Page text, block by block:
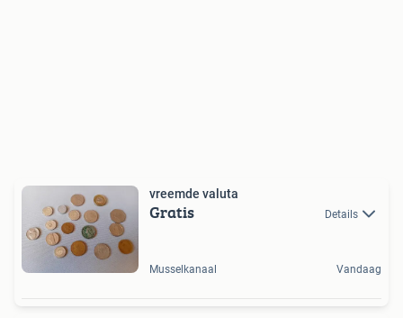
vreemde valuta
Gratis Details
Musselkanaal Vandaag